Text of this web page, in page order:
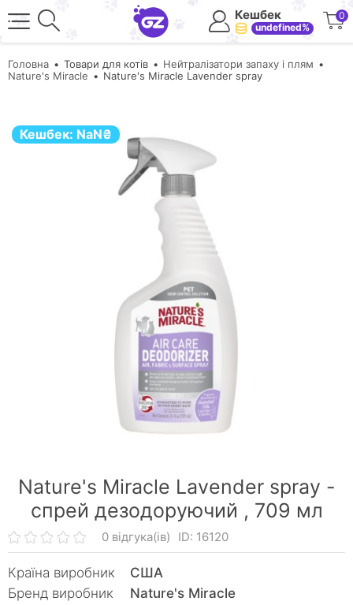
Кешбек
undefined%
0
Головна Товари для котів
Нейтралізатори запаху і плям
Nature's Miracle
Nature's Miracle Lavender spray
Кешбек: NaN₴
Nature's Miracle Lavender spray -
спрей дезодоруючий , 709 мл
0 відгука(ів) ID: 16120
Країна виробник
США
Бренд виробник
Nature's Miracle